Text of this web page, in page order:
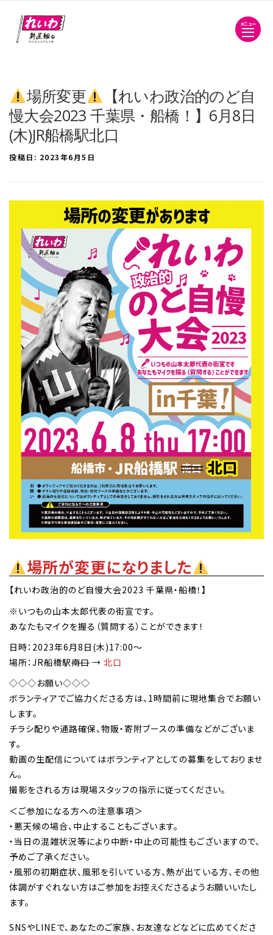
メニュー
場所変更
【れいわ政治的のど自
慢大会2023 千葉県・船橋！】6月8日
(木)JR船橋駅北口
投稿日: 2023年6月5日
場所が変更になりました
【れいわ政治的のど自慢大会2023 千葉県・船橋！】
※いつもの山本太郎代表の街宣です。
あなたもマイクを握る（質問する）ことができます！
日時：2023年6月8日(木)17:00～
場所：JR船橋駅南口 → 北口
◇◇◇お願い◇◇◇
ボランティアでご協力くださる方は、1時間前に現地集合でお願い
します。
チラシ配りや通路確保、物販・寄附ブースの準備などがございま
す。
動画の生配信についてはボランティアとしての募集をしておりませ
ん。
撮影をされる方は現場スタッフの指示に従ってください。
＜ご参加になる方への注意事項＞
・悪天候の場合、中止することもございます。
・当日の混雑状況等により中断・中止の可能性もございますので、
予めご了承ください。
・風邪の初期症状、風邪を引いている方、熱が出ている方、その他
体調がすぐれない方はご参加をお控えくださるようお願いいたし
ます。
SNSやLINEで、あなたのご家族、お友達などなどに広めてくださ